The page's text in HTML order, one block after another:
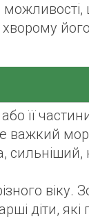
або її
важкий
сильніший,
віку.
діти,